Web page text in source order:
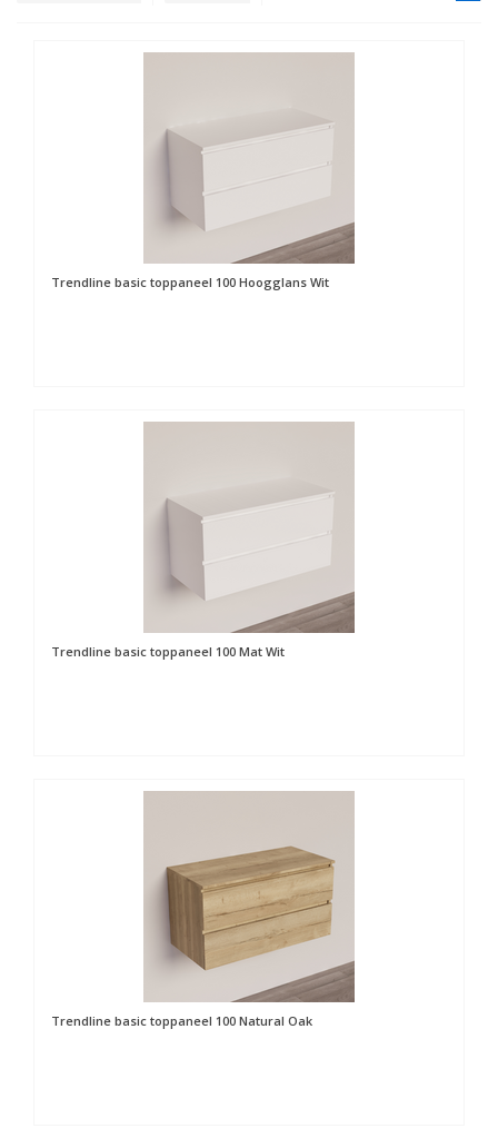
Trendline basic toppaneel 100 Hoogglans Wit
Trendline basic toppaneel 100 Mat Wit
Trendline basic toppaneel 100 Natural Oak